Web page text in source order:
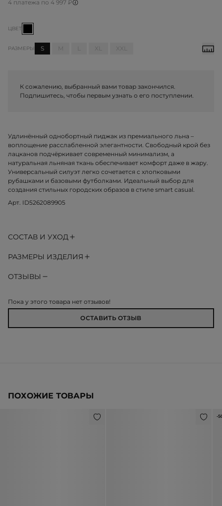
4 платежа по 4 997 ₽
ЦВЕТ
РАЗМЕРЫ S M XL XXL
К сожалению, выбранный вами товар закончился.
Подпишитесь, чтобы первым узнать о его поступлении.
Удлинённый однобортный пиджак из премиального льна –
воплощение расслабленной элегантности. Свободный крой без
лацканов подчёркивает современный минимализм, а
натуральная льняная ткань обеспечивает комфорт даже в жару.
Универсальный силуэт легко сочетается с хлопковыми
рубашками и базовыми футболками. Идеальный выбор для
создания стильных городских образов в стиле smart casual.
Арт. ID5262089905
СОСТАВ И УХОД
РАЗМЕРЫ ИЗДЕЛИЯ
ОТЗЫВЫ
Пока у этого товара нет отзывов!
ОСТАВИТЬ ОТЗЫВ
ПОХОЖИЕ ТОВАРЫ
-